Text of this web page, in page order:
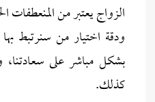
الزواج يعتبر من المنعطفات
ودقة اختيار من سنرتبط
بشكل مباشر على سعادتنا،
كذلك.